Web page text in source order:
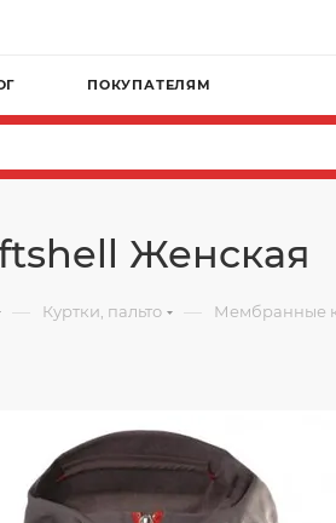
ПОКУПАТЕЛЯМ
Женская
— Куртки, пальто — Мембранные